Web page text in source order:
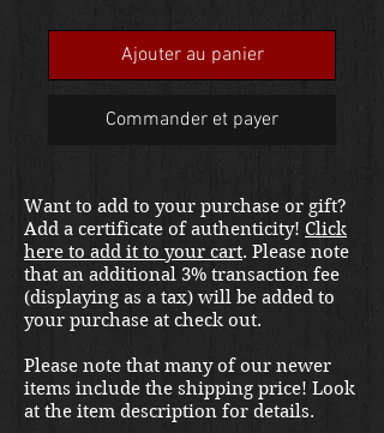
Ajouter au panier
Commander et payer
Want to add to your purchase or gift?
Add a certificate of authenticity! Click
here to add it to your cart. Please note
that an additional 3% transaction fee
(displaying as a tax) will be added to
your purchase at check out.
Please note that many of our newer
items include the shipping price! Look
at the item description for details.